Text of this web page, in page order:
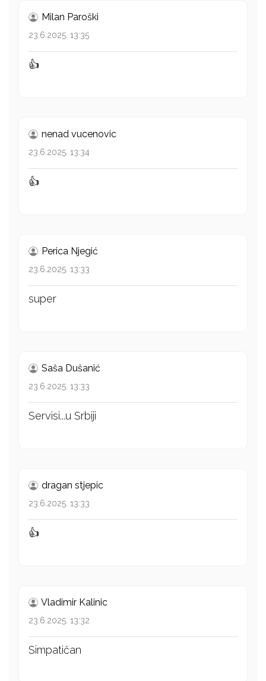
Milan Paroški
23.6.2025. 13:35
👍
nenad vucenovic
23.6.2025. 13:34
👍
Perica Njegić
23.6.2025. 13:33
super
Saša Dušanić
23.6.2025. 13:33
Servisi...u Srbiji
dragan stjepic
23.6.2025. 13:33
👍
Vladimir Kalinic
23.6.2025. 13:32
Simpatičan